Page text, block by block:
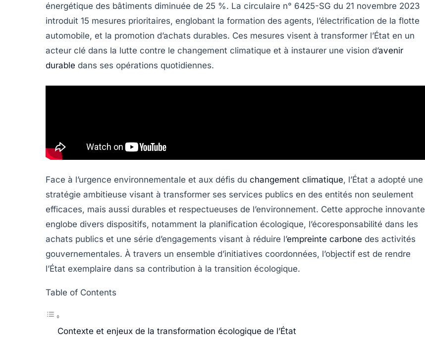
énergétique des bâtiments diminuée de 25 %. La circulaire n° 6425-SG du 21 novembre 2023
introduit 15 mesures prioritaires, englobant la formation des agents, l’électrification de la flotte
automobile, et la promotion d’achats durables. Ces mesures visent à transformer l’État en un
acteur clé dans la lutte contre le changement climatique et à instaurer une vision d’avenir
durable dans ses opérations quotidiennes.
Face à l’urgence environnementale et aux défis du changement climatique, l’État a adopté une
stratégie ambitieuse visant à transformer ses services publics en des entités non seulement
efficaces, mais aussi durables et respectueuses de l’environnement. Cette approche innovante
englobe divers dispositifs, notamment la planification écologique, l’écoresponsabilité dans les
achats publics et une série d’engagements visant à réduire l’empreinte carbone des activités
gouvernementales. À travers un ensemble d’initiatives coordonnées, l’objectif est de rendre
l’État exemplaire dans sa contribution à la transition écologique.
Table of Contents
Contexte et enjeux de la transformation écologique de l’État